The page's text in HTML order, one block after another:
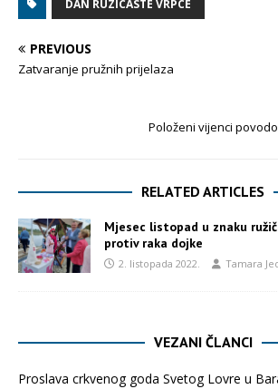
DAN RUZICASTE VRPCE
PREVIOUS
Zatvaranje pružnih prijelaza
Položeni vijenci
RELATED ARTICLES
Mjesec listopad u znaku
protiv raka dojke
2. listopada 2022. Tamara
VEZANI ČLANCI
Proslava crkvenog goda Svetog Lovre u